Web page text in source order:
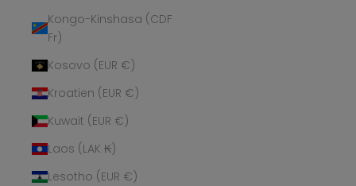
Kongo-Kinshasa (CDF
Fr)
Kosovo (EUR €)
Kroatien (EUR €)
Kuwait (EUR €)
Laos (LAK ₭)
Lesotho (EUR €)